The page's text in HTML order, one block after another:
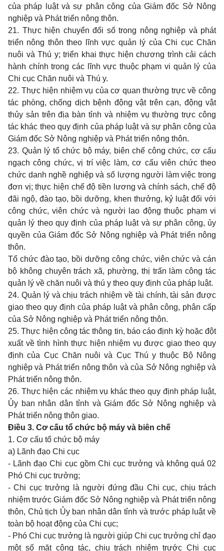
của pháp luật và sự phân công của Giám đốc Sở Nông
nghiệp và Phát triển nông thôn.
21. Thực hiện chuyển đổi số trong nông nghiệp và phát
triển nông thôn theo lĩnh vực quản lý của Chi cục Chăn
nuôi và Thú y; triển khai thực hiện chương trình cải cách
hành chính trong các lĩnh vực thuộc phạm vi quản lý của
Chi cục Chăn nuôi và Thú y.
22. Thực hiện nhiệm vụ của cơ quan thường trực về công
tác phòng, chống dịch bệnh động vật trên cạn, động vật
thủy sản trên địa bàn tỉnh và nhiệm vụ thường trực công
tác khác theo quy định của pháp luật và sự phân công của
Giám đốc Sở Nông nghiệp và Phát triển nông thôn.
23. Quản lý tổ chức bộ máy, biên chế công chức, cơ cấu
ngạch công chức, vị trí việc làm, cơ cấu viên chức theo
chức danh nghề nghiệp và số lượng người làm việc trong
đơn vị; thực hiện chế độ tiền lương và chính sách, chế độ
đãi ngộ, đào tạo, bồi dưỡng, khen thưởng, kỷ luật đối với
công chức, viên chức và người lao động thuộc phạm vi
quản lý theo quy định của pháp luật và sự phân công, ủy
quyền của Giám đốc Sở Nông nghiệp và Phát triển nông
thôn.
Tổ chức đào tạo, bồi dưỡng công chức, viên chức và cán
bộ không chuyên trách xã, phường, thị trấn làm công tác
quản lý về chăn nuôi và thú y theo quy định của pháp luật.
24. Quản lý và chịu trách nhiệm về tài chính, tài sản được
giao theo quy định của pháp luật và phân công, phân cấp
của Sở Nông nghiệp và Phát triển nông thôn.
25. Thực hiện công tác thông tin, báo cáo định kỳ hoặc đột
xuất về tình hình thực hiện nhiệm vụ được giao theo quy
định của Cục Chăn nuôi và Cục Thú y thuộc Bộ Nông
nghiệp và Phát triển nông thôn và của Sở Nông nghiệp và
Phát triển nông thôn.
26. Thực hiện các nhiệm vụ khác theo quy định pháp luật,
Ủy ban nhân dân tỉnh và Giám đốc Sở Nông nghiệp và
Phát triển nông thôn giao.
Điều 3. Cơ cấu tổ chức bộ máy và biên chế
1. Cơ cấu tổ chức bộ máy
a) Lãnh đạo Chi cục
- Lãnh đạo Chi cục gồm Chi cục trưởng và không quá 02
Phó Chi cục trưởng;
- Chi cục trưởng là người đứng đầu Chi cục, chịu trách
nhiệm trước Giám đốc Sở Nông nghiệp và Phát triển nông
thôn, Chủ tịch Ủy ban nhân dân tỉnh và trước pháp luật về
toàn bộ hoạt động của Chi cục;
- Phó Chi cục trưởng là người giúp Chi cục trưởng chỉ đạo
một số mặt công tác, chịu trách nhiệm trước Chi cục